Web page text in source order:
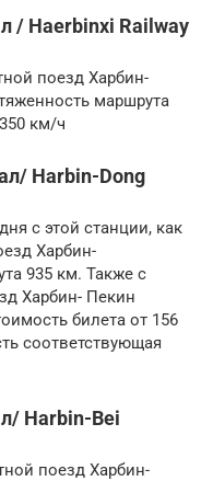
/ Haerbinxi Railway
поезд Харбин-
маршрута
км/ч
Harbin-Dong
с этой станции, как
Харбин-
935 км. Также с
Харбин- Пекин
билета от 156
соответствующая
Harbin-Bei
поезд Харбин-